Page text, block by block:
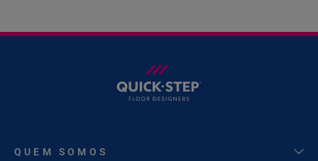
QUEM SOMOS